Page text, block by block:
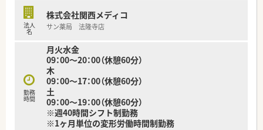
法人
名
株式会社関西メディコ
サン薬局 法隆寺店
勤務
時間
月火水金
09：00～20：00（休憩60分）
木
09：00～17：00（休憩60分）
土
09：00～19：00（休憩60分）
※週40時間シフト制勤務
※1ヶ月単位の変形労働時間制勤務